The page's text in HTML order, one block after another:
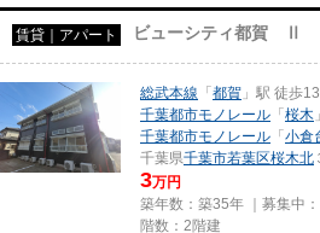
賃貸｜アパート ビューシティ都賀 Ⅱ
総武本線 「都賀 」駅 徒歩
千葉都市モノレール 「桜木
千葉都市モノレール 「小倉
千葉県千葉市若葉区桜木北
3万円
築年数：築35年 ｜募集中：
階数：2階建